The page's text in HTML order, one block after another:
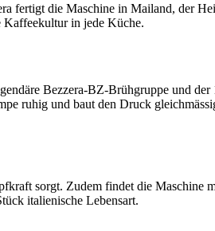
die Maschine in Mailand, der
in jede Küche.
Bezzera-BZ-Brühgruppe und
ruhig und baut den Druck
sorgt. Zudem findet die Maschine
italienische Lebensart.